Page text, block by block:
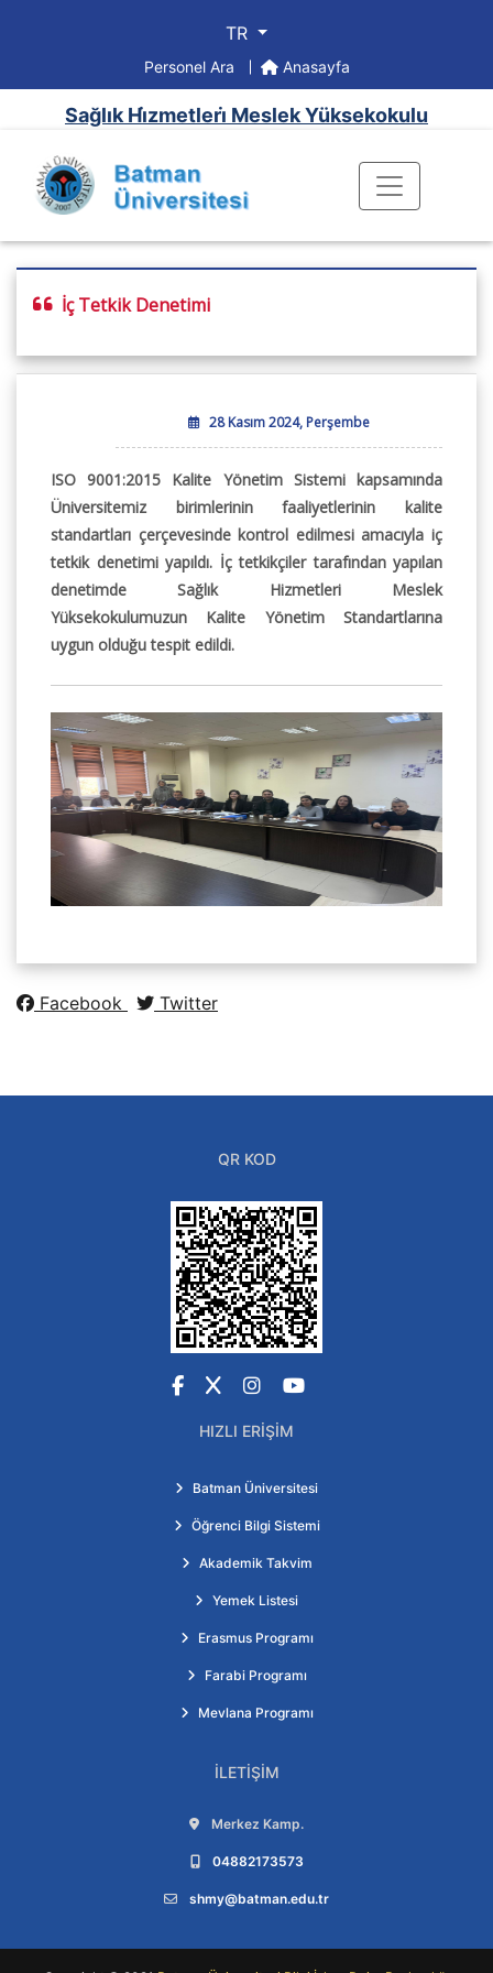
TR
Personel Ara Anasayfa
Sağlık Hi̇zmetleri̇ Meslek Yüksekokulu
İç Tetkik Denetimi
28 Kasım 2024, Perşembe
ISO 9001:2015 Kalite Yönetim Sistemi kapsamında
Üniversitemiz birimlerinin faaliyetlerinin kalite
standartları çerçevesinde kontrol edilmesi amacıyla iç
tetkik denetimi yapıldı. İç tetkikçiler tarafından yapılan
denetimde Sağlık Hizmetleri Meslek
Yüksekokulumuzun Kalite Yönetim Standartlarına
uygun olduğu tespit edildi.
Facebook Twitter
QR KOD
Facebook
X Instagram
YouTube
HIZLI ERIŞIM
Batman Üniversitesi
Öğrenci Bilgi Sistemi
Akademik Takvim
Yemek Listesi
Erasmus Programı
Farabi Programı
Mevlana Programı
İLETIŞIM
Adres:
Merkez Kamp.
Telefon:
04882173573
E-posta:
shmy@batman.edu.tr